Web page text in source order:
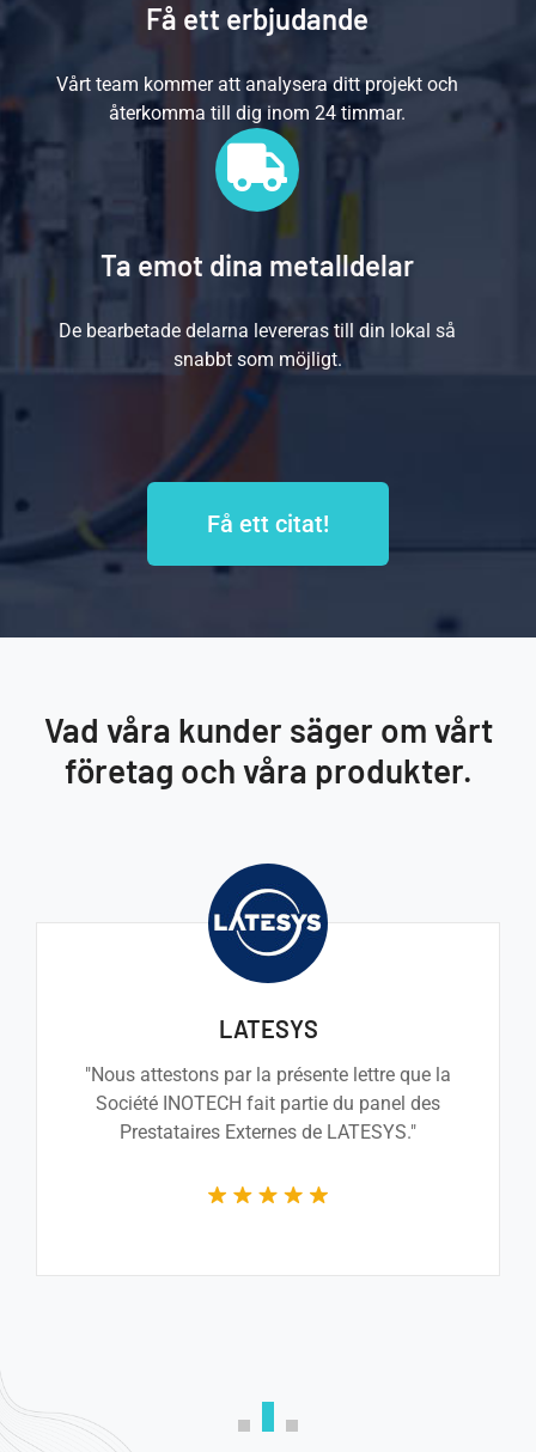
Få ett erbjudande
Vårt team kommer att analysera ditt projekt och
återkomma till dig inom 24 timmar.
Ta emot dina metalldelar
De bearbetade delarna levereras till din lokal så
snabbt som möjligt.
Få ett citat!
Vad våra kunder säger om vårt
företag och våra produkter.
PMTL
"Je crois sincèrement que la société Inotech
saura accomplir les tâcheset fournir le
raisons évoquées, je ne peux que vous la